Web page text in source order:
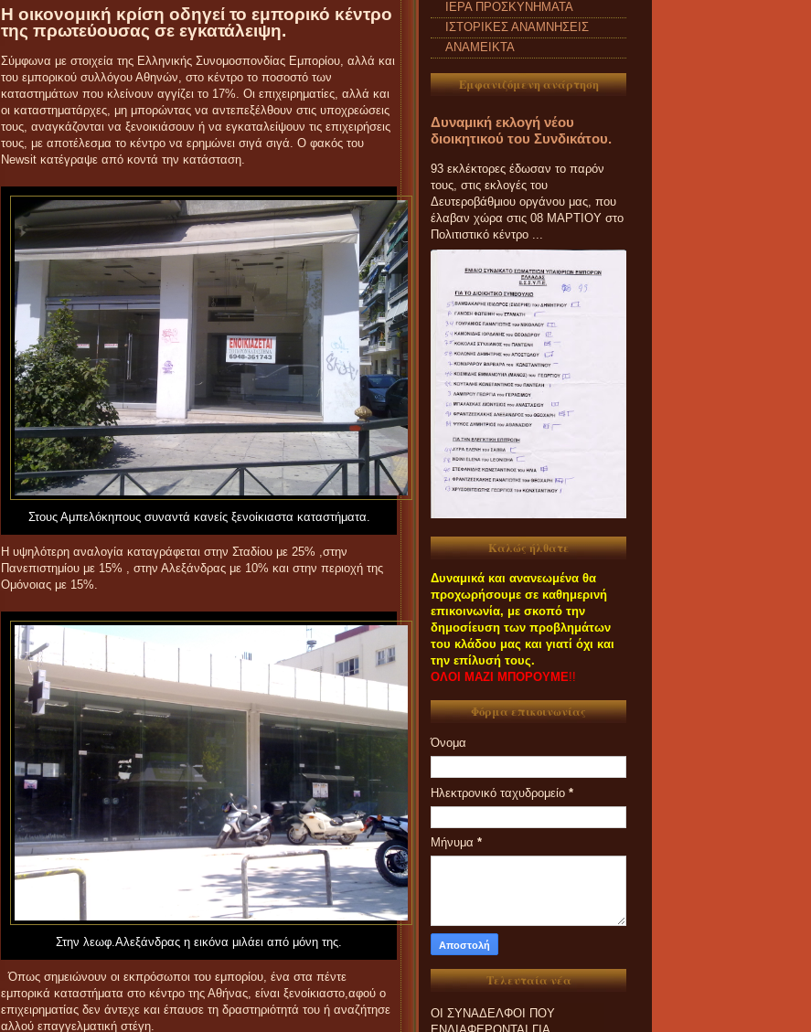
Η οικονομική κρίση οδηγεί το εμπορικό κέντρο
της πρωτεύουσας σε εγκατάλειψη.
Σύμφωνα με στοιχεία της Ελληνικής Συνομοσπονδίας Εμπορίου, αλλά και
του εμπορικού συλλόγου Αθηνών, στο κέντρο το ποσοστό των
καταστημάτων που κλείνουν αγγίζει το 17%. Οι επιχειρηματίες, αλλά και
οι καταστηματάρχες, μη μπορώντας να αντεπεξέλθουν στις υποχρεώσεις
τους, αναγκάζονται να ξενοικιάσουν ή να εγκαταλείψουν τις επιχειρήσεις
τους, με αποτέλεσμα το κέντρο να ερημώνει σιγά σιγά. Ο φακός του
Newsit κατέγραψε από κοντά την κατάσταση.
Στους Αμπελόκηπους συναντά κανείς ξενοίκιαστα καταστήματα.
Η υψηλότερη αναλογία καταγράφεται στην Σταδίου με 25% ,στην
Πανεπιστημίου με 15% , στην Αλεξάνδρας με 10% και στην περιοχή της
Ομόνοιας με 15%.
Στην λεωφ.Αλεξάνδρας η εικόνα μιλάει από μόνη της.
Όπως σημειώνουν οι εκπρόσωποι του εμπορίου, ένα στα πέντε
εμπορικά καταστήματα στο κέντρο της Αθήνας, είναι ξενοίκιαστο,αφού ο
επιχειρηματίας δεν άντεχε και έπαυσε τη δραστηριότητά του ή αναζήτησε
αλλού επαγγελματική στέγη.
ΙΕΡΑ ΠΡΟΣΚΥΝΗΜΑΤΑ
ΙΣΤΟΡΙΚΕΣ ΑΝΑΜΝΗΣΕΙΣ
ΑΝΑΜΕΙΚΤΑ
Εμφανιζόμενη ανάρτηση
Δυναμική εκλογή νέου
διοικητικού του Συνδικάτου.
93 εκλέκτορες έδωσαν το παρόν
τους, στις εκλογές του
Δευτεροβάθμιου οργάνου μας, που
έλαβαν χώρα στις 08 ΜΑΡΤΙΟΥ στο
Πολιτιστικό κέντρο ...
Καλώς ήλθατε
Δυναμικά και ανανεωμένα θα
προχωρήσουμε σε καθημερινή
επικοινωνία, με σκοπό την
δημοσίευση των προβλημάτων
του κλάδου μας και γιατί όχι και
την επίλυσή τους.
ΟΛΟΙ ΜΑΖΙ ΜΠΟΡΟΥΜΕ!!
Φόρμα επικοινωνίας
Όνομα
Ηλεκτρονικό ταχυδρομείο *
Μήνυμα *
Τελευταία νέα
ΟΙ ΣΥΝΑΔΕΛΦΟΙ ΠΟΥ
ΣΥΜΜΕΤΟΧΗ ΤΟΥΣ ΣΤΑ